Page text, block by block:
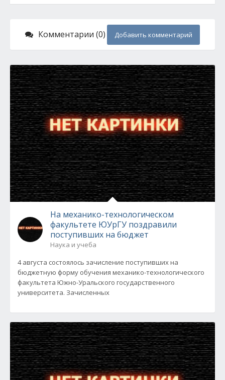
Комментарии (0) Добавить комментарий
На механико-технологическом
факультете ЮУрГУ поздравили
поступивших на бюджет
Наука и учеба
4 августа состоялось зачисление поступивших на
бюджетную форму обучения механико-технологического
факультета Южно-Уральского государственного
университета. Зачисленных